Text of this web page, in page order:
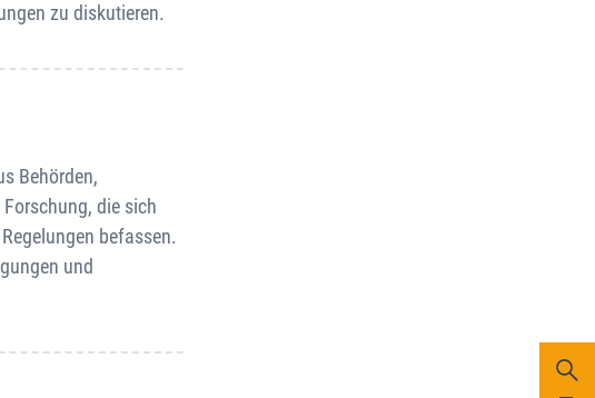
zu diskutieren.
Behörden,
die sich
befassen.
und